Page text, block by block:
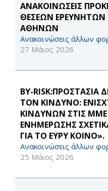
ΑΝΑΚΟΙΝΩΣΕΙΣ
ΘΕΣΕΩΝ
ΑΘΗΝΩΝ
Ανακοινώσεις άλλων
27 Μάιος 2026
BY-
ΤΟΝ ΚΙΝΔΥΝΟ:
ΚΙΝΔΥΝΩΝ ΣΤΙΣ ΜΜΕ
ΕΝΗΜΕΡΩΣΗΣ
ΓΙΑ ΤΟ ΕΥΡΥ ΚΟΙΝΟ».
Ανακοινώσεις άλλων
25 Μάιος 2026